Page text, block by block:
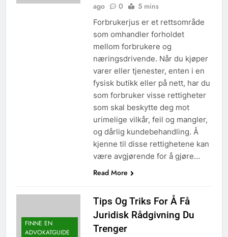
ago
0 5 mins
Forbrukerjus er et rettsområde
som omhandler forholdet
mellom forbrukere og
næringsdrivende. Når du kjøper
varer eller tjenester, enten i en
fysisk butikk eller på nett, har du
som forbruker visse rettigheter
som skal beskytte deg mot
urimelige vilkår, feil og mangler,
og dårlig kundebehandling. Å
kjenne til disse rettighetene kan
være avgjørende for å gjøre…
Read More
FINNE EN
ADVOKATGUIDE
Tips Og Triks For Å Få
Juridisk Rådgivning Du
Trenger